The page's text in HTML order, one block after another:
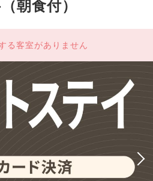
朝食付）
る客室がありません